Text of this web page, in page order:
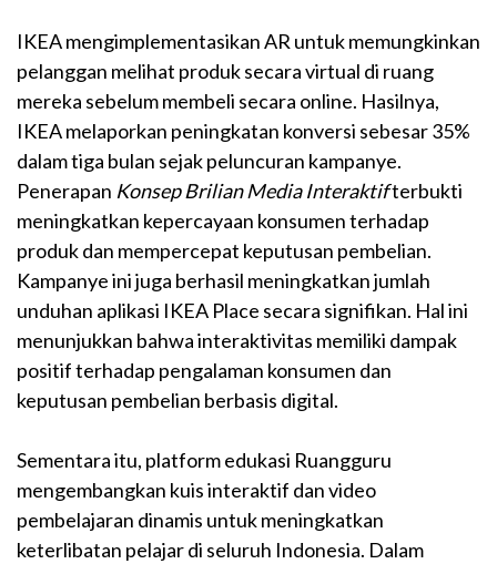
IKEA mengimplementasikan AR untuk memungkinkan
pelanggan melihat produk secara virtual di ruang
mereka sebelum membeli secara online. Hasilnya,
IKEA melaporkan peningkatan konversi sebesar 35%
dalam tiga bulan sejak peluncuran kampanye.
Penerapan Konsep Brilian Media Interaktifterbukti
meningkatkan kepercayaan konsumen terhadap
produk dan mempercepat keputusan pembelian.
Kampanye ini juga berhasil meningkatkan jumlah
unduhan aplikasi IKEA Place secara signifikan. Hal ini
menunjukkan bahwa interaktivitas memiliki dampak
positif terhadap pengalaman konsumen dan
keputusan pembelian berbasis digital.
Sementara itu, platform edukasi Ruangguru
mengembangkan kuis interaktif dan video
pembelajaran dinamis untuk meningkatkan
keterlibatan pelajar di seluruh Indonesia. Dalam